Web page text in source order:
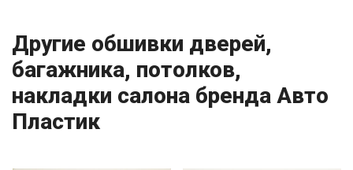
Другие обшивки дверей,
багажника, потолков,
накладки салона бренда Авто
Пластик